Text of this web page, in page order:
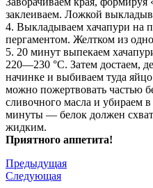
заклеиваем. Ложкой
4. Выкладываем хачапури на
пергаментом. Желтком из
5. 20 минут выпекаем
220—230 °С. Затем достаем,
начинке и выбиваем туда
можно пожертвовать частью
сливочного масла и убираем
минуты — белок должен
жидким.
Приятного аппетита!
Предыдущая
Следующая